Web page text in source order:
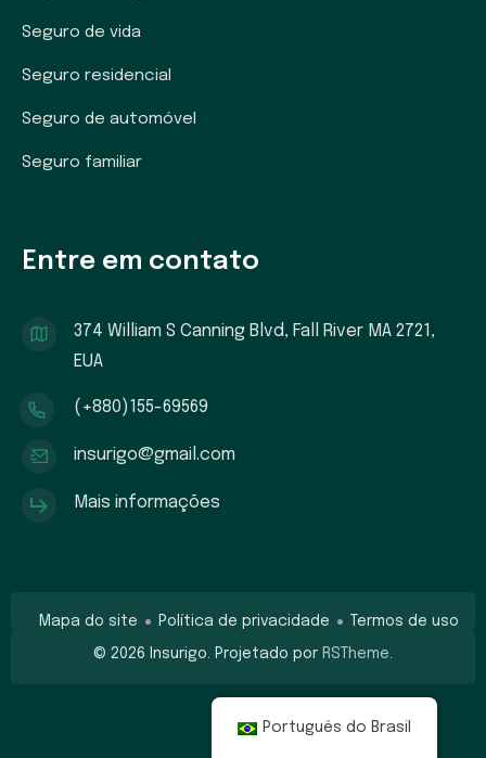
Seguro de vida
Seguro residencial
Seguro de automóvel
Seguro familiar
Entre em contato
374 William S Canning Blvd, Fall River MA 2721,
EUA
(+880)155-69569
insurigo@gmail.com
Mais informações
© 2026 Insurigo. Projetado por RSTheme.
Mapa do site Política de privacidade Termos de uso
Português do Brasil